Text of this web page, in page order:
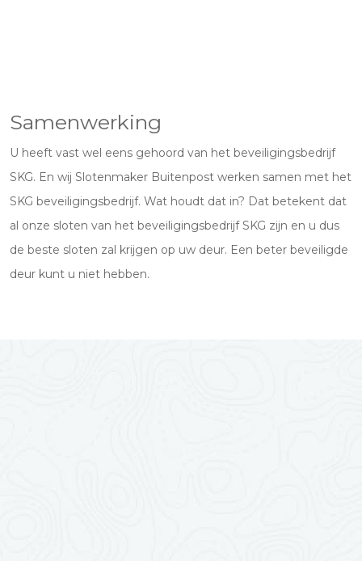
Samenwerking
U heeft vast wel eens gehoord van het beveiligingsbedrijf
SKG. En wij Slotenmaker Buitenpost werken samen met het
SKG beveiligingsbedrijf. Wat houdt dat in? Dat betekent dat
al onze sloten van het beveiligingsbedrijf SKG zijn en u dus
de beste sloten zal krijgen op uw deur. Een beter beveiligde
deur kunt u niet hebben.